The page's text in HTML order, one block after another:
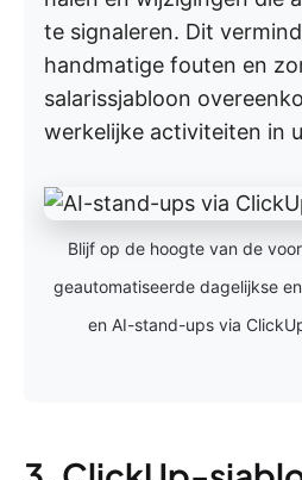
te signaleren. Dit
handmatige fouten en
salarissjabloon
werkelijke activiteiten in
Blijf op de hoogte van de
geautomatiseerde dagelijkse
en AI-stand-ups via